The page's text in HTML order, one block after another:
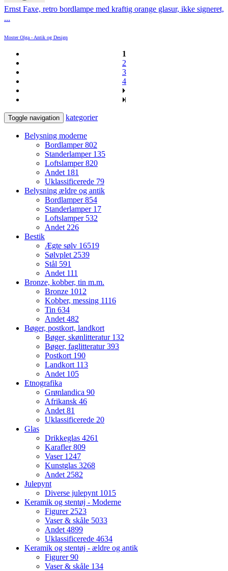
Ernst Faxe, retro bordlampe med kraftig orange glasur, ikke signeret,
...
Moster Olga - Antik og Design
1
2
3
4
Toggle navigation kategorier
Belysning moderne
Bordlamper802
Standerlamper 135
Loftslamper820
Andet 181
Uklassificerede 79
Belysning ældre og antik
Bordlamper854
Standerlamper 17
Loftslamper 532
Andet 226
Bestik
Ægte sølv 16519
Sølvplet 2539
Stål 591
Andet 111
Bronze, kobber, tin m.m.
Bronze 1012
Kobber, messing 1116
Tin 634
Andet 482
Bøger, postkort, landkort
Bøger, skønlitteratur 132
Bøger, faglitteratur393
Postkort 190
Landkort 113
Andet 105
Etnografika
Grønlandica 90
Afrikansk 46
Andet 81
Uklassificerede 20
Glas
Drikkeglas 4261
Karafler809
Vaser 1247
Kunstglas 3268
Andet 2582
Julepynt
Diverse julepynt 1015
Keramik og stentøj - Moderne
Figurer 2523
Vaser & skåle 5033
Andet 4899
Uklassificerede 4634
Keramik og stentøj - ældre og antik
Figurer90
Vaser & skåle 134